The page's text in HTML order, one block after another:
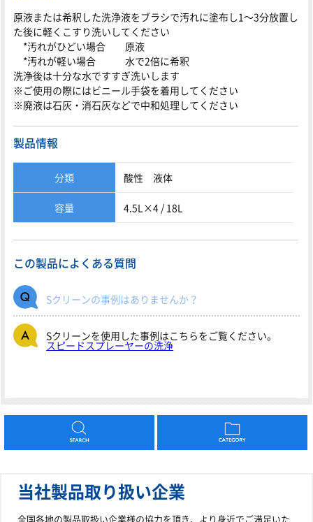
原液または希釈した洗浄液をブラシで汚れに塗布し1～3分放置し
た後に軽くこすり洗いしてください
*汚れがひどい場合 原液
*汚れが軽い場合 水で2倍に希釈
洗浄後は十分な水ですすぎ洗いします
※ご使用の際にはビニール手袋を着用してください
※廃液は石灰・消石灰などで中和処理してください
製品情報
分類 酸性 液体
容量 4.5L×4 / 18L
この製品によくある質問
Sクリーンの事例はありませんか？
Sクリーンを使用した事例はこちらをご覧ください。
スピードスプレーヤーの洗浄
当社製品取り扱い企業
全国各地の製品取扱い企業様の協力を頂き、より身近でご満足いた